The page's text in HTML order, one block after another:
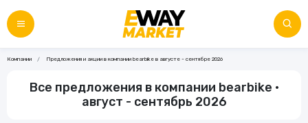
Компании Предложения и акции в компании bearbike в августе - сентябре 2026
Все предложения в компании bearbike •
август - сентябрь 2026